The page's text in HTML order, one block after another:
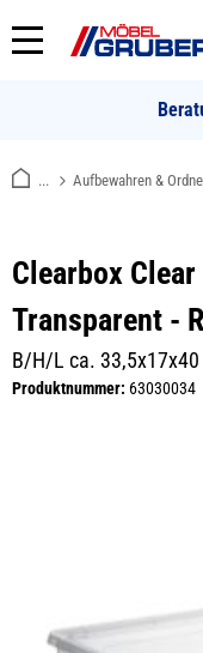
springen
... Aufbewahren &
Clearbox Clear
Transparent -
B/H/L ca. 33,5x17x40
Produktnummer: 63030034